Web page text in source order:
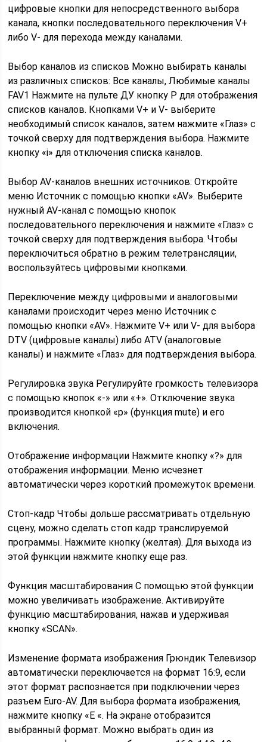
цифровые кнопки для непосредственного выбора
канала, кнопки последовательного переключения V+
либо V- для перехода между каналами.
Выбор каналов из списков Можно выбирать каналы
из различных списков: Все каналы, Любимые каналы
FAV1 Нажмите на пульте ДУ кнопку P для отображения
списков каналов. Кнопками V+ и V- выберите
необходимый список каналов, затем нажмите «Глаз» с
точкой сверху для подтверждения выбора. Нажмите
кнопку «i» для отключения списка каналов.
Выбор AV-каналов внешних источников: Откройте
меню Источник с помощью кнопки «AV». Выберите
нужный AV-канал с помощью кнопок
последовательного переключения и нажмите «Глаз» с
точкой сверху для подтверждения выбора. Чтобы
переключиться обратно в режим телетрансляции,
воспользуйтесь цифровыми кнопками.
Переключение между цифровыми и аналоговыми
каналами происходит через меню Источник с
помощью кнопки «AV». Нажмите V+ или V- для выбора
DTV (цифровые каналы) либо ATV (аналоговые
каналы) и нажмите «Глаз» для подтверждения выбора.
Регулировка звука Регулируйте громкость телевизора
с помощью кнопок «-» или «+». Отключение звука
производится кнопкой «p» (функция mute) и его
включения.
Отображение информации Нажмите кнопку «?» для
отображения информации. Меню исчезнет
автоматически через короткий промежуток времени.
Стоп-кадр Чтобы дольше рассматривать отдельную
сцену, можно сделать стоп кадр транслируемой
программы. Нажмите кнопку (желтая). Для выхода из
этой функции нажмите кнопку еще раз.
Функция масштабирования С помощью этой функции
можно увеличивать изображение. Активируйте
функцию масштабирования, нажав и удерживая
кнопку «SCAN».
Изменение формата изображения Грюндик Телевизор
автоматически переключается на формат 16:9, если
этот формат распознается при подключении через
разъем Euro-AV. Для выбора формата изображения,
нажмите кнопку «E «. На экране отобразится
выбранный формат. Можно выбрать один из